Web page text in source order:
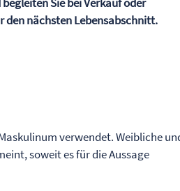
den nächsten Lebensabschnitt.
verwendet. Weibliche
soweit es für die Aussage